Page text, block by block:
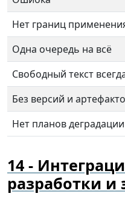
Нет границ
Одна очередь на всё
Свободный текст
Без версий и
Нет планов деградации
разработки и